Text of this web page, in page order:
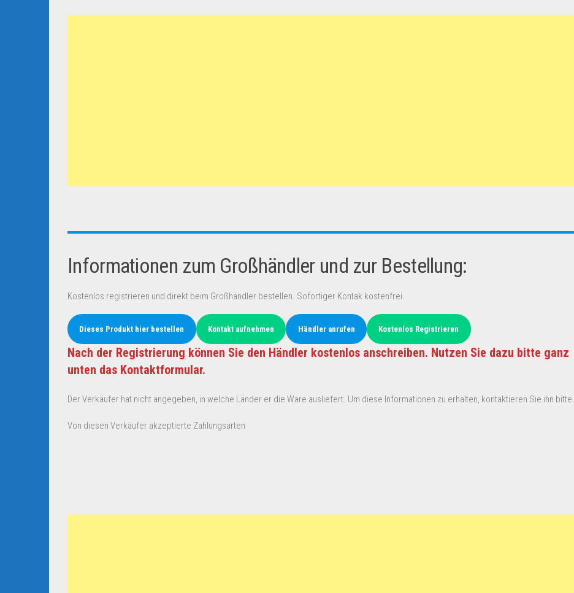
Informationen zum Großhändler und zur Bestellung:
Kostenlos registrieren und direkt beim Großhändler bestellen. Sofortiger Kontak kostenfrei.
Dieses Produkt hier bestellen Kontakt aufnehmen Händler anrufen Kostenlos Registrieren
Nach der Registrierung können Sie den Händler kostenlos anschreiben. Nutzen Sie dazu bitte ganz
unten das Kontaktformular.
Der Verkäufer hat nicht angegeben, in welche Länder er die Ware ausliefert. Um diese Informationen zu erhalten, kontaktieren Sie ihn bitte.
Von diesen Verkäufer akzeptierte Zahlungsarten